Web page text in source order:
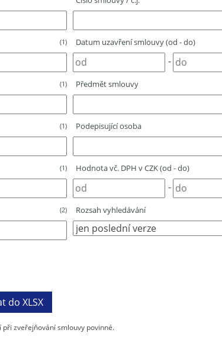
(1)
(1)
(1)
(1)
(2)
Datum uzavření smlouvy (od - do)
-
Předmět smlouvy
Podepisující osoba
Hodnota vč. DPH v CZK (od - do)
-
Rozsah vyhledávání
zveřejňování smlouvy povinné.